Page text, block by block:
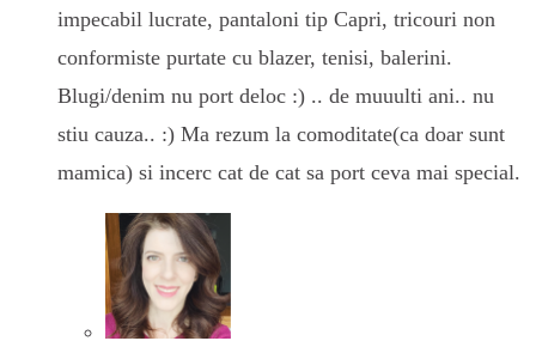
impecabil lucrate, pantaloni tip Capri, tricouri non
conformiste purtate cu blazer, tenisi, balerini.
Blugi/denim nu port deloc :) .. de muuulti ani.. nu
stiu cauza.. :) Ma rezum la comoditate(ca doar sunt
mamica) si incerc cat de cat sa port ceva mai special.